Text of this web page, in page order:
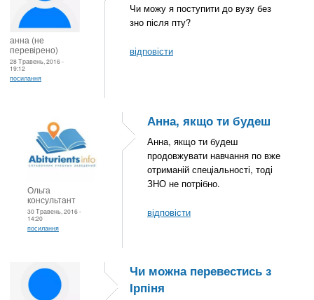
анна (не
перевірено)
28 Травень, 2016 -
19:12
посилання
Чи можу я поступити до вузу без
зно після пту?
відповісти
Ольга
консультант
30 Травень, 2016 -
14:20
посилання
Анна, якщо ти будеш
Анна, якщо ти будеш
продовжувати навчання по вже
отриманій спеціальності, тоді
ЗНО не потрібно.
відповісти
Чи можна перевестись з
Ірпіня